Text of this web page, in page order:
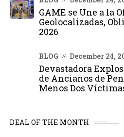
GAME se Une a la
Geolocalizadas,
2026
BLOG December 24,
Devastadora
de Ancianos de
Menos Dos
DEAL OF THE MONTH